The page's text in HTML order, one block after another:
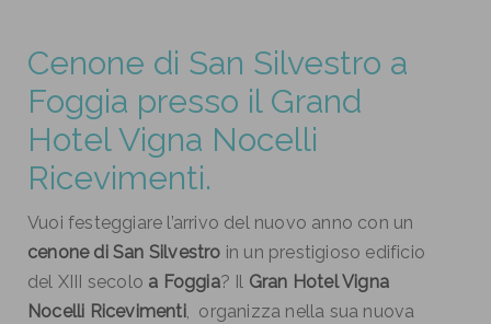
Cenone di San Silvestro a
Foggia presso il Grand
Hotel Vigna Nocelli
Ricevimenti.
Vuoi festeggiare l’arrivo del nuovo anno con un
cenone di San Silvestro in un prestigioso edificio
del XIII secolo a Foggia? Il Gran Hotel Vigna
Nocelli Ricevimenti , organizza nella sua nuova